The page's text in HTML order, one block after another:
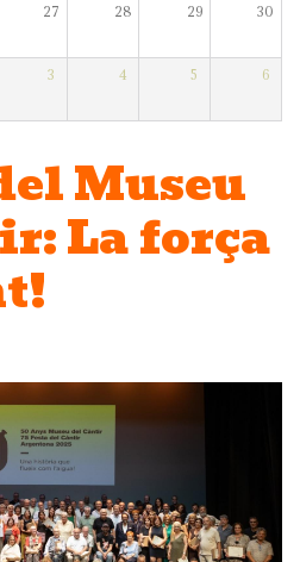
27 28 29 30
3 4 5 6
Museu
La força